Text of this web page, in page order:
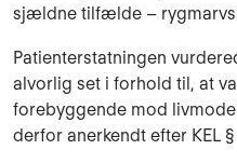
sjældne tilfælde –
Patienterstatningen
alvorlig set i forhold til, at
forebyggende mod
derfor anerkendt efter KEL